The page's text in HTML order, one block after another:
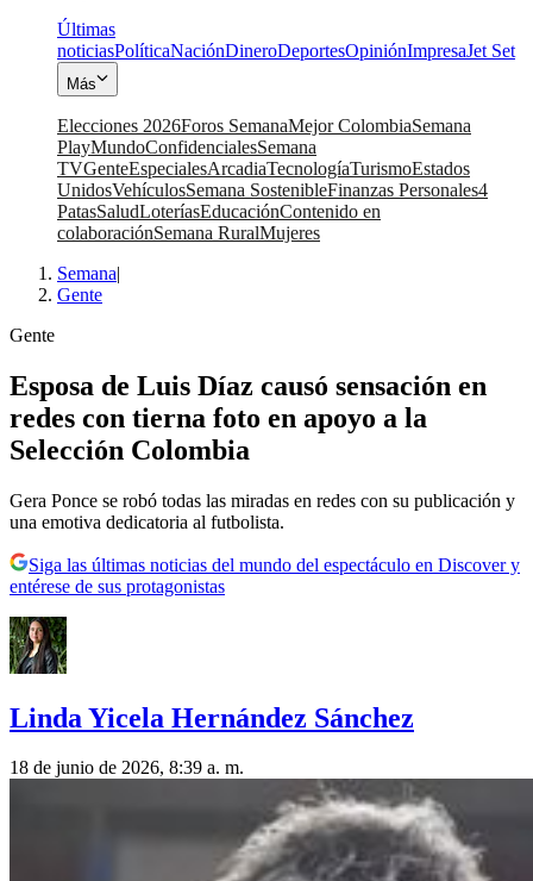
Últimas
noticiasPolíticaNaciónDineroDeportesOpiniónImpresaJet Set
Más
Elecciones 2026Foros SemanaMejor ColombiaSemana
PlayMundoConfidencialesSemana
TVGenteEspecialesArcadiaTecnologíaTurismoEstados
UnidosVehículosSemana SostenibleFinanzas Personales4
PatasSaludLoteríasEducaciónContenido en
colaboraciónSemana RuralMujeres
Semana|
Gente
Gente
Esposa de Luis Díaz causó sensación en
redes con tierna foto en apoyo a la
Selección Colombia
Gera Ponce se robó todas las miradas en redes con su publicación y
una emotiva dedicatoria al futbolista.
Siga las últimas noticias del mundo del espectáculo en Discover y
entérese de sus protagonistas
Linda Yicela Hernández Sánchez
18 de junio de 2026, 8:39 a. m.